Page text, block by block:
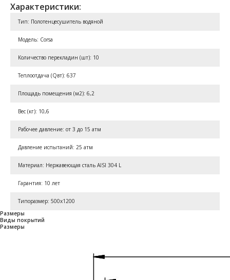
Характеристики:
Тип: Полотенцесушитель водяной
Модель: Corsa
Количество перекладин (шт): 10
Теплоотдача (Qвт): 637
Площадь помещения (м2): 6,2
Вес (кг): 10,6
Рабочее давление: от 3 до 15 атм
Давление испытаний: 25 атм
Материал: Нержавеющая сталь AISI 304 L
Гарантия: 10 лет
Типоразмер: 500x1200
Размеры
Виды покрытий
Размеры